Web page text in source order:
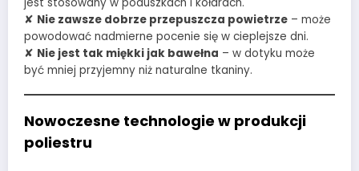
✘ Nie zawsze dobrze przepuszcza powietrze – może
powodować nadmierne pocenie się w cieplejsze dni.
✘ Nie jest tak miękki jak bawełna – w dotyku może
być mniej przyjemny niż naturalne tkaniny.
Nowoczesne technologie w produkcji
poliestru